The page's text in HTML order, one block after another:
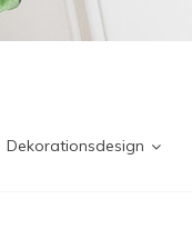
Dekorationsdesign